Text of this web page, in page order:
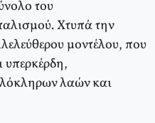
του
Χτυπά την
μοντέλου, που
υπερκέρδη,
λαών και